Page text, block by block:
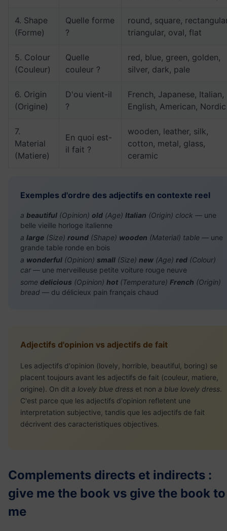
4. Shape
(Forme)
Quelle forme
?
round, square,
triangular, oval, flat
5. Colour
(Couleur)
Quelle
couleur ?
red, blue, green, golden,
silver, dark, pale
6. Origin
(Origine)
D'ou vient-il
?
French, Japanese, Italian,
English, American, Nordic
7.
Material
(Matiere)
En quoi est-
il fait ?
wooden, leather, silk,
cotton, metal, glass,
ceramic
Exemples d'ordre des adjectifs en contexte reel
a beautiful (Opinion) old (Age) Italian (Origin) clock — une
belle vieille horloge italienne
a large (Size) round (Shape) wooden (Material) table — une
grande table ronde en bois
a wonderful (Opinion) small (Size) new (Age) red (Colour)
car — une merveilleuse petite voiture rouge neuve
some delicious (Opinion) hot (Temperature) French (Origin)
bread — du délicieux pain français chaud
Adjectifs d'opinion vs adjectifs de fait
Les adjectifs d'opinion (lovely, horrible, beautiful, boring) se
placent toujours avant les adjectifs de fait (couleur, matiere,
origine). On dit a lovely blue dress et non a blue lovely dress.
C'est parce que les adjectifs d'opinion refletent une
interpretation subjective, tandis que les adjectifs de fait
décrivent des caracteristiques objectives.
Complements directs et indirects :
give me the book vs give the book to
me